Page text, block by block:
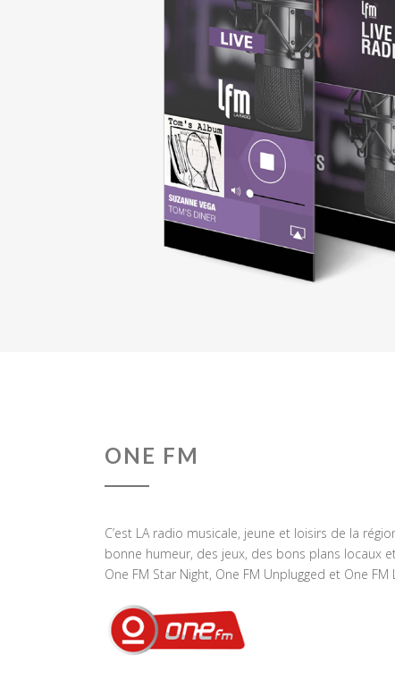
ONE FM
C’est LA radio musicale, jeune et loisirs de la
bonne humeur, des jeux, des bons plans locaux
One FM Star Night, One FM Unplugged et One FM